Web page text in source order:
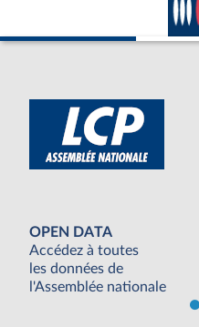
OPEN DATA
Accédez à toutes
les données de
l'Assemblée nationale